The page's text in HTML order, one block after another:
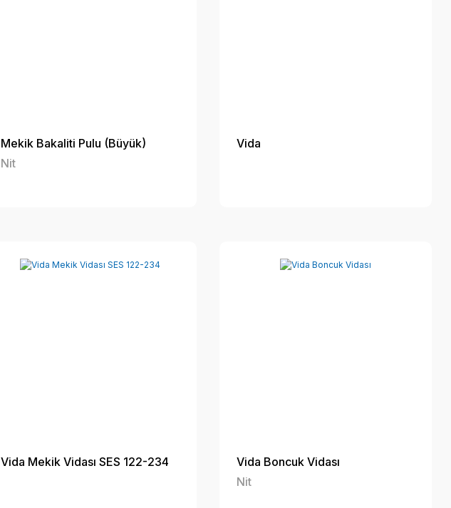
Mekik Bakaliti Pulu (Büyük)
Nit
Vida
Vida Mekik Vidası SES 122-234
Vida Boncuk Vidası
Nit